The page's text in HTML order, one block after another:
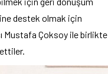
destek olmak için
Mustafa Çoksoy ile birlikte